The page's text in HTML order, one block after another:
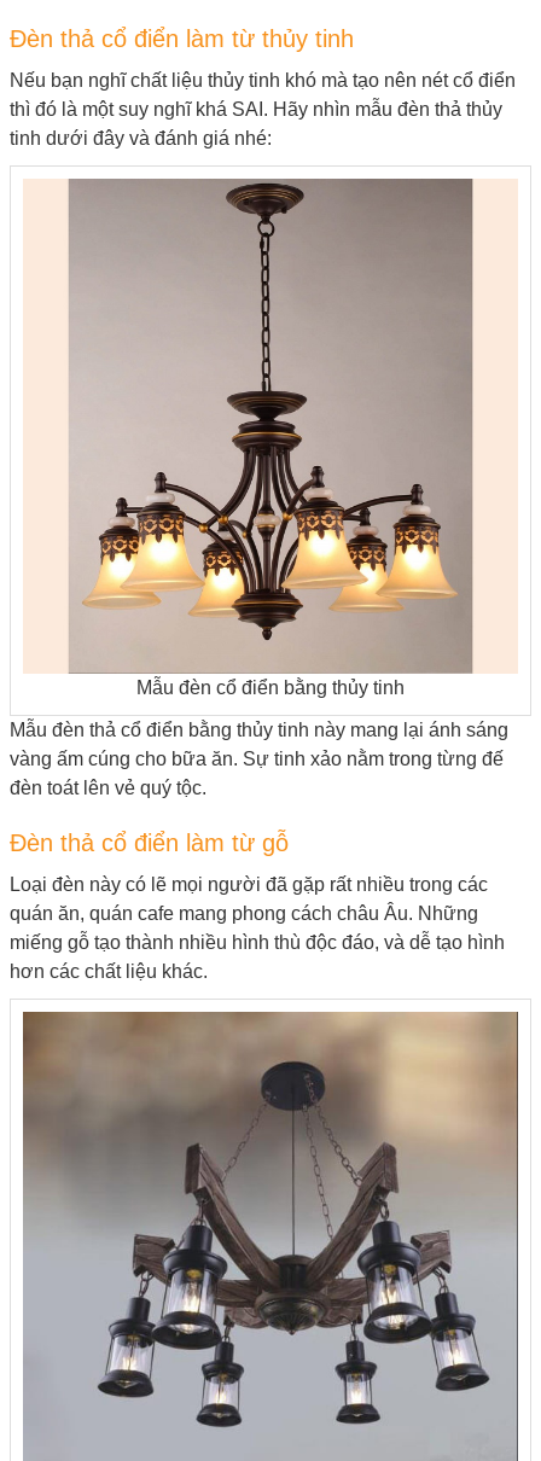
Đèn thả cổ điển làm từ thủy tinh
Nếu bạn nghĩ chất liệu thủy tinh khó mà tạo nên nét cổ điển
thì đó là một suy nghĩ khá SAI. Hãy nhìn mẫu đèn thả thủy
tinh dưới đây và đánh giá nhé:
Mẫu đèn cổ điển bằng thủy tinh
Mẫu đèn thả cổ điển bằng thủy tinh này mang lại ánh sáng
vàng ấm cúng cho bữa ăn. Sự tinh xảo nằm trong từng đế
đèn toát lên vẻ quý tộc.
Đèn thả cổ điển làm từ gỗ
Loại đèn này có lẽ mọi người đã gặp rất nhiều trong các
quán ăn, quán cafe mang phong cách châu Âu. Những
miếng gỗ tạo thành nhiều hình thù độc đáo, và dễ tạo hình
hơn các chất liệu khác.